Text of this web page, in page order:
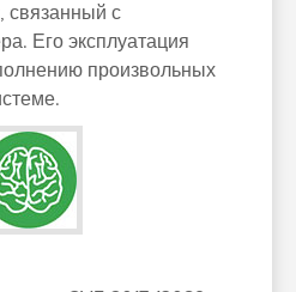
связанный с
Его эксплуатация
произвольных